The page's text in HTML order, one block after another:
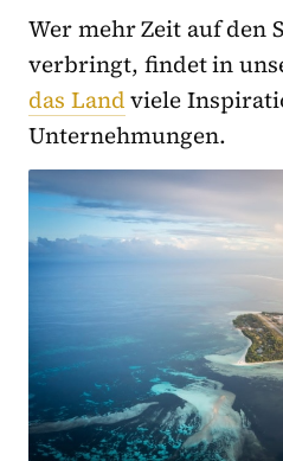
Wer mehr Zeit auf den
verbringt, findet in
das Landviele
Unternehmungen.